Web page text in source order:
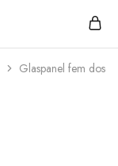
Glaspanel fem